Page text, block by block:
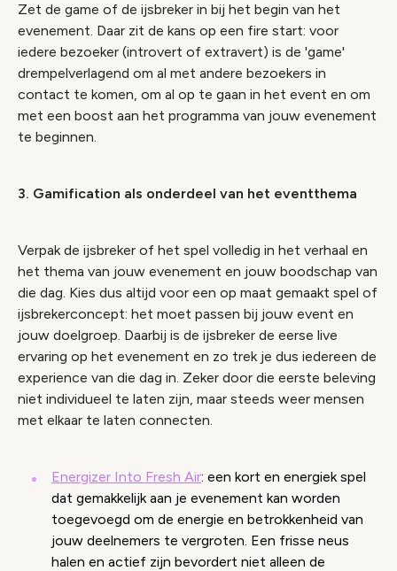
Zet de game of de ijsbreker in bij het begin van het
evenement. Daar zit de kans op een fire start: voor
iedere bezoeker (introvert of extravert) is de 'game'
drempelverlagend om al met andere bezoekers in
contact te komen, om al op te gaan in het event en om
met een boost aan het programma van jouw evenement
te beginnen.
3. Gamification als onderdeel van het eventthema
Verpak de ijsbreker of het spel volledig in het verhaal en
het thema van jouw evenement en jouw boodschap van
die dag. Kies dus altijd voor een op maat gemaakt spel of
ijsbrekerconcept: het moet passen bij jouw event en
jouw doelgroep. Daarbij is de ijsbreker de eerse live
ervaring op het evenement en zo trek je dus iedereen de
experience van die dag in. Zeker door die eerste beleving
niet individueel te laten zijn, maar steeds weer mensen
met elkaar te laten connecten.
Energizer Into Fresh Air: een kort en energiek spel
dat gemakkelijk aan je evenement kan worden
toegevoegd om de energie en betrokkenheid van
jouw deelnemers te vergroten. Een frisse neus
halen en actief zijn bevordert niet alleen de